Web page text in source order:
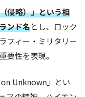
侵略）」という相
ンド名とし、ロック
フィー・ミリタリー
要性を表現。
Unknown」とい